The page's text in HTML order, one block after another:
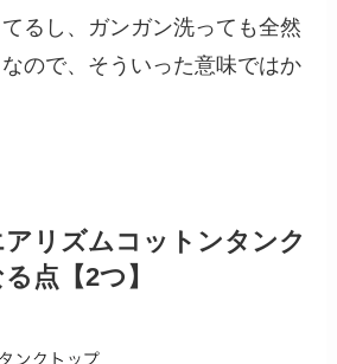
るし、ガンガン洗っても全然
ので、そういった意味ではか
リズムコットンタンク
点【2つ】